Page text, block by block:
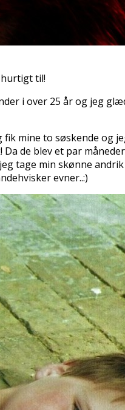
til!
i over 25 år og jeg
mine to søskende
de blev et par
tage min skønne
evner..:)